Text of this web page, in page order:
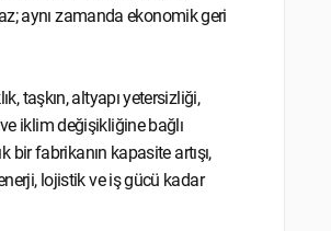
aynı zamanda ekonomik geri
taşkın, altyapı yetersizliği,
iklim değişikliğine bağlı
bir fabrikanın kapasite artışı,
lojistik ve iş gücü kadar